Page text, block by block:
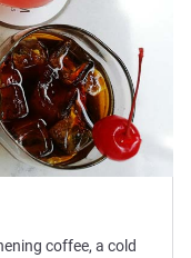
coffee, a cold